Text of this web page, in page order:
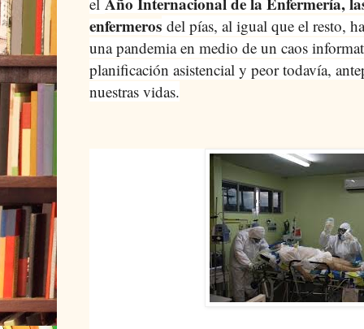
enfermeros del pías, al igual que el resto,
una pandemia en medio de un caos
planificación asistencial y peor todavía,
nuestras vidas.